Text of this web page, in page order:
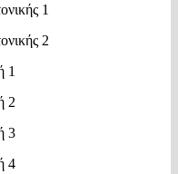
1
2
1
2
3
4